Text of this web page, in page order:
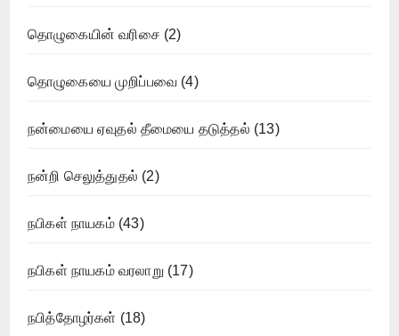
தொழுகையின் வரிசை (2)
தொழுகையை முறிப்பவை (4)
நன்மையை ஏவுதல் தீமையை தடுத்தல் (13)
நன்றி செலுத்துதல் (2)
நபிகள் நாயகம்(43)
நபிகள் நாயகம் வரலாறு (17)
நபித்தோழர்கள் (18)